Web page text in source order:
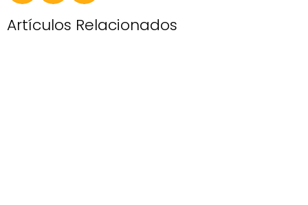
Artículos Relacionados